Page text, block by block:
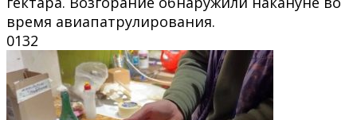
время авиапатрулирования.
0132